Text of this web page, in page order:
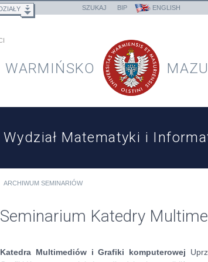
SZUKAJ BIP ENGLISH
WARMIŃSKO
Wydział Matematyki i
ARCHIWUM SEMINARIÓW
Seminarium Katedry
Katedra Multimediów i Grafiki komputerowej